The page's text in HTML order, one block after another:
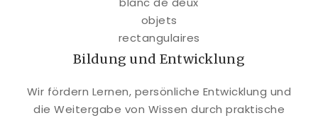
Bildung und Entwicklung
Wir fördern Lernen, persönliche Entwicklung und
die Weitergabe von Wissen durch praktische